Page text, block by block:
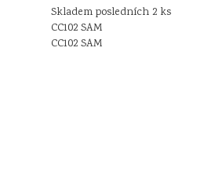
Skladem posledních 2 ks
CC102 SAM
CC102 SAM